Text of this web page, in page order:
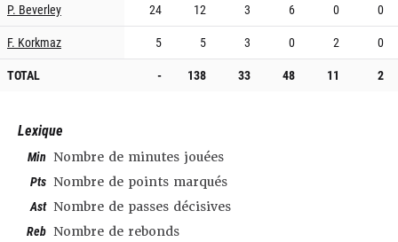
P. Beverley
24 12 3 6 0
0
F. Korkmaz
5 5 3 0 2
0
TOTAL
- 138 33 48 11 2
Lexique
Min Nombre de minutes jouées
Pts Nombre de points marqués
Ast Nombre de passes décisives
Reb Nombre de rebonds